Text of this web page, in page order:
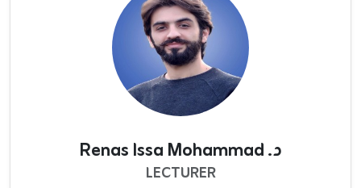
د. Renas Issa Mohammad
LECTURER